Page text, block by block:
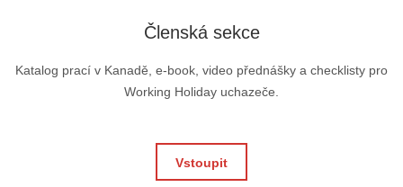
Členská sekce
Katalog prací v Kanadě, e-book, video přednášky a checklisty pro
Working Holiday uchazeče.
Vstoupit